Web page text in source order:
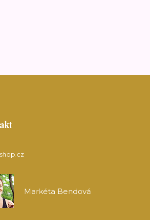
Markéta Bendová